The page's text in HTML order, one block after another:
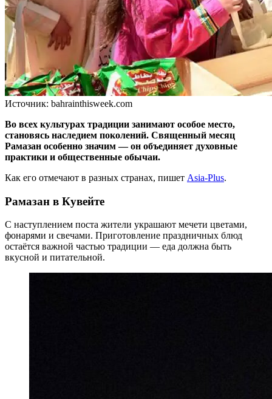
Источник: bahrainthisweek.com
Во всех культурах традиции занимают особое место,
становясь наследием поколений. Священный месяц
Рамазан особенно значим — он объединяет духовные
практики и общественные обычаи.
Как его отмечают в разных странах, пишет Asia-Plus.
Рамазан в Кувейте
С наступлением поста жители украшают мечети цветами,
фонарями и свечами. Приготовление праздничных блюд
остаётся важной частью традиции — еда должна быть
вкусной и питательной.